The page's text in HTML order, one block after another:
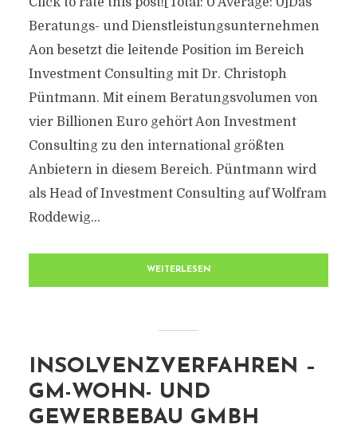
Beratungs- und Dienstleistungsunternehmen
Aon besetzt die leitende Position im Bereich
Investment Consulting mit Dr. Christoph
Püntmann. Mit einem Beratungsvolumen von
vier Billionen Euro gehört Aon Investment
Consulting zu den international größten
Anbietern in diesem Bereich. Püntmann wird
als Head of Investment Consulting auf Wolfram
Roddewig...
WEITERLESEN
INSOLVENZVERFAHREN –
GM-WOHN- UND
GEWERBEBAU GMBH